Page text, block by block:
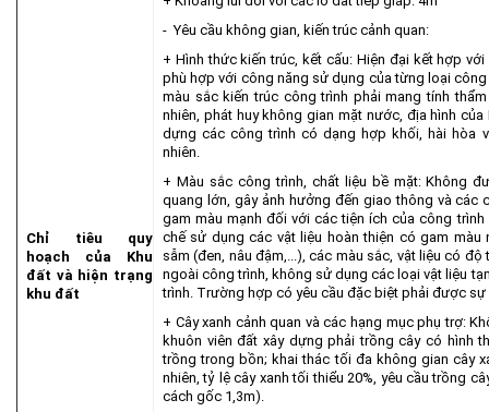
Chỉ tiêu quy
hoạch của Khu
đất và hiện trạng
khu đất
- Yêu cầu không gian, kiến trúc cảnh quan:
+ Hình thức kiến trúc, kết cấu: Hiện đại kết hợp
phù hợp với công năng sử dụng của từng loại
màu sắc kiến trúc công trình phải mang tính
nhiên, phát huy không gian mặt nước, địa hình
dựng các công trình có dạng hợp khối, hài hòa
nhiên.
+ Màu sắc công trình, chất liệu bề mặt: Không
quang lớn, gây ảnh hưởng đến giao thông và các
gam màu mạnh đối với các tiện ích của công
chế sử dụng các vật liệu hoàn thiện có gam màu
sẫm (đen, nâu đậm,...), các màu sắc, vật liệu có
ngoài công trình, không sử dụng các loại vật liệu
trình. Trường hợp có yêu cầu đặc biệt phải được sự
+ Cây xanh cảnh quan và các hạng mục phụ trợ:
khuôn viên đất xây dựng phải trồng cây có hình
trồng trong bồn; khai thác tối đa không gian cây
nhiên, tỷ lệ cây xanh tối thiểu 20%, yêu cầu trồng
cách gốc 1,3m).